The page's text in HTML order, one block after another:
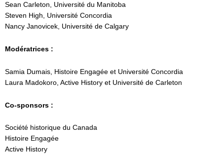
Sean Carleton, Université du Manitoba
Steven High, Université Concordia
Nancy Janovicek, Université de Calgary
Modératrices :
Samia Dumais, Histoire Engagée et Université Concordia
Laura Madokoro, Active History et Université de Carleton
Co-sponsors :
Société historique du Canada
Histoire Engagée
Active History